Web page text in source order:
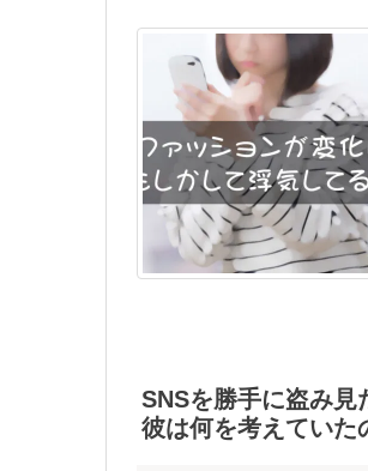
SNSを勝手に盗み見
彼は何を考えていた